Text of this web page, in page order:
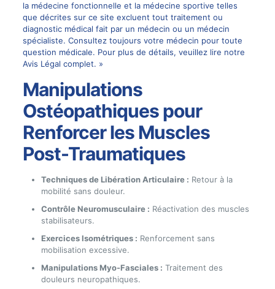
la médecine fonctionnelle et la médecine sportive telles
que décrites sur ce site excluent tout traitement ou
diagnostic médical fait par un médecin ou un médecin
spécialiste. Consultez toujours votre médecin pour toute
question médicale. Pour plus de détails, veuillez lire notre
Avis Légal complet. »
Manipulations
Ostéopathiques pour
Renforcer les Muscles
Post-Traumatiques
Techniques de Libération Articulaire : Retour à la
mobilité sans douleur.
Contrôle Neuromusculaire : Réactivation des muscles
stabilisateurs.
Exercices Isométriques : Renforcement sans
mobilisation excessive.
Manipulations Myo-Fasciales : Traitement des
douleurs neuropathiques.